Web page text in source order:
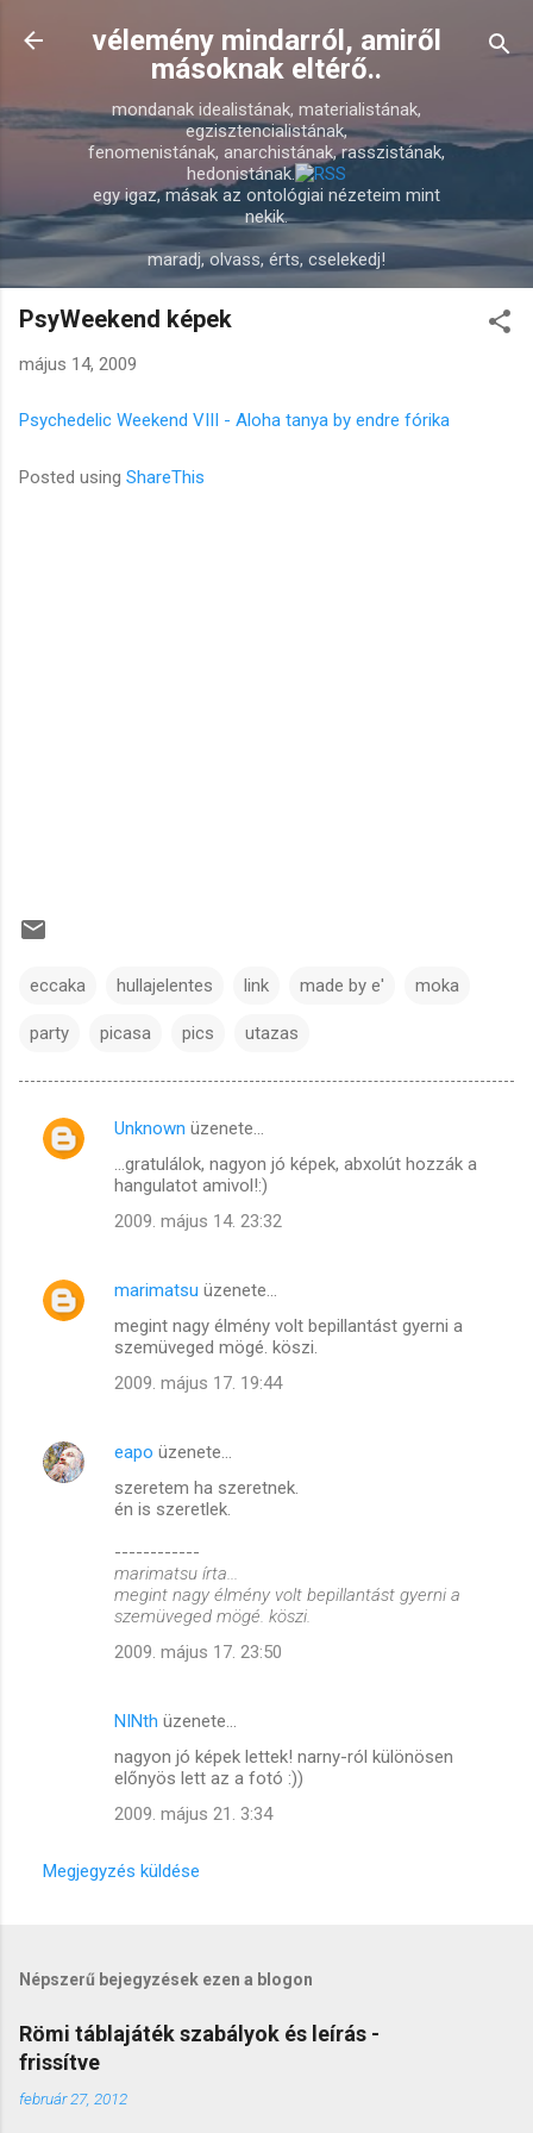
Ugrás a fő tartalomra
vélemény mindarról, amiről
másoknak eltérő..
mondanak idealistának, materialistának,
egzisztencialistának,
fenomenistának, anarchistának, rasszistának,
hedonistának.
egy igaz, másak az ontológiai nézeteim mint
nekik.
maradj, olvass, érts, cselekedj!
PsyWeekend képek
május 14, 2009
Psychedelic Weekend VIII - Aloha tanya by endre fórika
Posted using ShareThis
eccaka hullajelentes link made by e' moka
party picasa pics utazas
M
g
s
e
Unknown üzenete…
...gratulálok, nagyon jó képek, abxolút hozzák a
hangulatot amivol!:)
2009. május 14. 23:32
marimatsu üzenete…
megint nagy élmény volt bepillantást gyerni a
szemüveged mögé. köszi.
2009. május 17. 19:44
eapo üzenete…
szeretem ha szeretnek.
én is szeretlek.
------------
marimatsu írta...
megint nagy élmény volt bepillantást gyerni a
szemüveged mögé. köszi.
2009. május 17. 23:50
NINth üzenete…
nagyon jó képek lettek! narny-ról különösen
előnyös lett az a fotó :))
2009. május 21. 3:34
Megjegyzés küldése
Népszerű bejegyzések ezen a blogon
Römi táblajáték szabályok és leírás -
frissítve
február 27, 2012